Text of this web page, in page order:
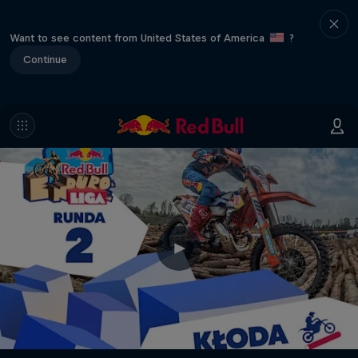
Want to see content from United States of America
?
Continue